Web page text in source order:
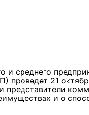
и среднего
проведет 21
представители
и о